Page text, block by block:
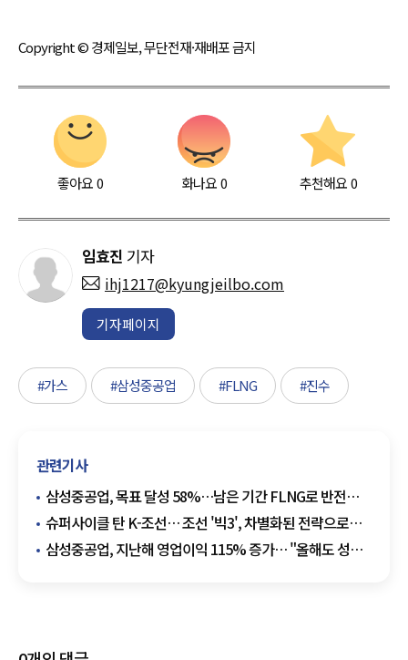
Copyright © 경제일보, 무단전재·재배포 금지
좋아요0 화나요0 추천해요 0
임효진 기자
ihj1217@kyungjeilbo.com
기자페이지
#가스 #삼성중공업 #FLNG #진수
관련기사
삼성중공업, 목표 달성 58%…남은 기간 FLNG로 반전
기대
슈퍼사이클 탄 K-조선… 조선 '빅3', 차별화된 전략으로
승부
삼성중공업, 지난해 영업이익 115% 증가… "올해도 성장